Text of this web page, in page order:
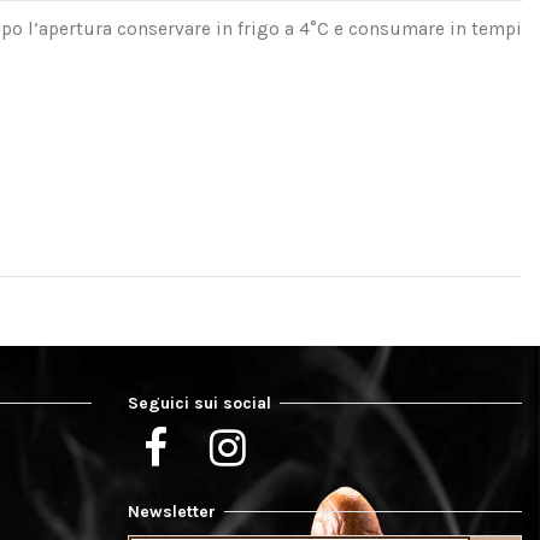
l’apertura conservare in frigo a 4°C e consumare in tempi
Seguici sui social
Newsletter